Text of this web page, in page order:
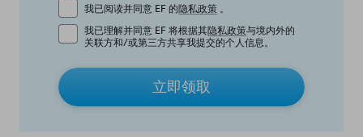
我已阅读并同意 EF 的隐私政策 。
我已理解并同意 EF 将根据其隐私政策与境内外的
关联方和/或第三方共享我提交的个人信息。
立即领取